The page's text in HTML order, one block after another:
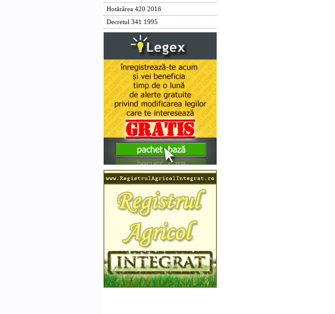
Hotărârea 420 2016
Decretul 341 1995